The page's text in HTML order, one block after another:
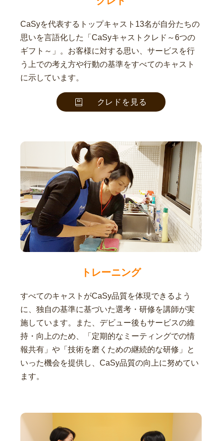
CaSyを代表するトップキャスト13名が自分たちの
思いを言語化した「CaSyキャストクレド～6つの
ギフト～」。お客様に対する思い、サービスを行
う上での考え方や行動の基準をすべてのキャスト
に示しています。
クレドを見る
トレーニング
すべてのキャストがCaSy品質を体現できるよう
に、独自の基準に基づいた選考・研修を講師が実
施しています。また、デビュー後もサービスの維
持・向上のため、「定期的なミーティングでの情
報共有」や「技術を磨くための継続的な研修」と
いった機会を提供し、CaSy品質の向上に努めてい
ます。